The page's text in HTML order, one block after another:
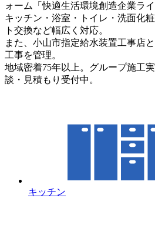
ォーム「快適生活環境創造企業ライ
キッチン・浴室・トイレ・洗面化
ト交換など幅広く対応。
また、小山市指定給水装置工事店
工事を管理。
地域密着75年以上。グループ施工
談・見積もり受付中。
キッチン